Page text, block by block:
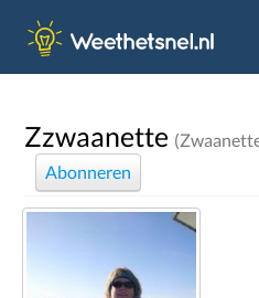
Zzwaanette
Abonneren